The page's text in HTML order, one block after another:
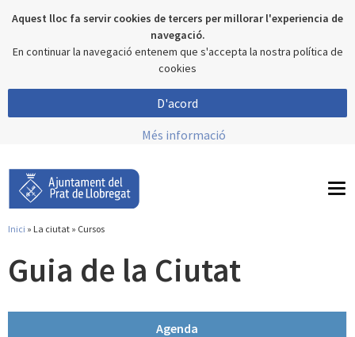
Aquest lloc fa servir cookies de tercers per millorar l'experiencia de
navegació.
En continuar la navegació entenem que s'accepta la nostra política de
cookies
D'acord
Més informació
Inici » La ciutat » Cursos
Guia de la Ciutat
Agenda